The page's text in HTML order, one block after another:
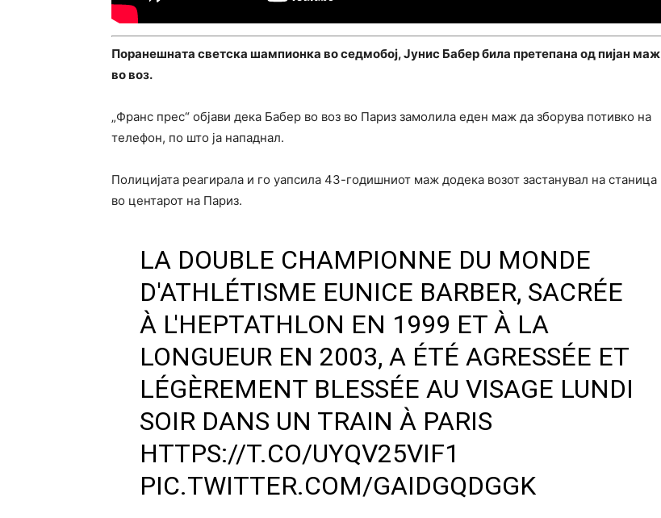
Поранешната светска шампионка во седмобој, Јунис Бабер била претепана од пијан маж
во воз.
„Франс прес“ објави дека Бабер во воз во Париз замолила еден маж да зборува потивко на
телефон, по што ја нападнал.
Полицијата реагирала и го уапсила 43-годишниот маж додека возот застанувал на станица
во центарот на Париз.
LA DOUBLE CHAMPIONNE DU MONDE
D'ATHLÉTISME EUNICE BARBER, SACRÉE
À L'HEPTATHLON EN 1999 ET À LA
LONGUEUR EN 2003, A ÉTÉ AGRESSÉE ET
LÉGÈREMENT BLESSÉE AU VISAGE LUNDI
SOIR DANS UN TRAIN À PARIS
HTTPS://T.CO/UYQV25VIF1
PIC.TWITTER.COM/GAIDGQDGGK